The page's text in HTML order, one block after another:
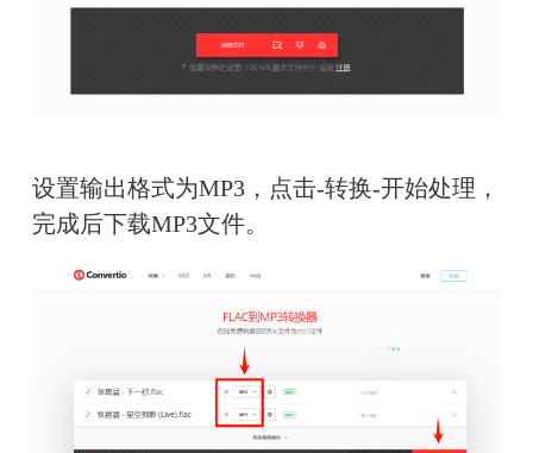
设置输出格式为MP3，点击-转换-开始处理，
完成后下载MP3文件。